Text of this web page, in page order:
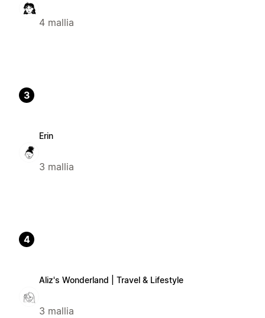
4 mallia
3
Erin
3 mallia
4
Aliz's Wonderland | Travel & Lifestyle
3 mallia